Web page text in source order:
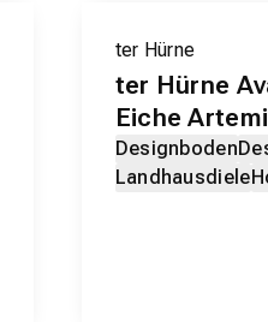
ter Hürne
ter Hürne
Eiche
Designboden
Landhausdiele